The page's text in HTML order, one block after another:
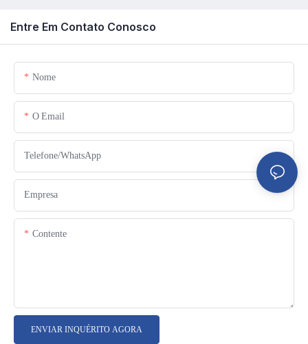
Entre Em Contato Conosco
Nome
O Email
Telefone/WhatsApp
Empresa
Contente
ENVIAR INQUÉRITO AGORA